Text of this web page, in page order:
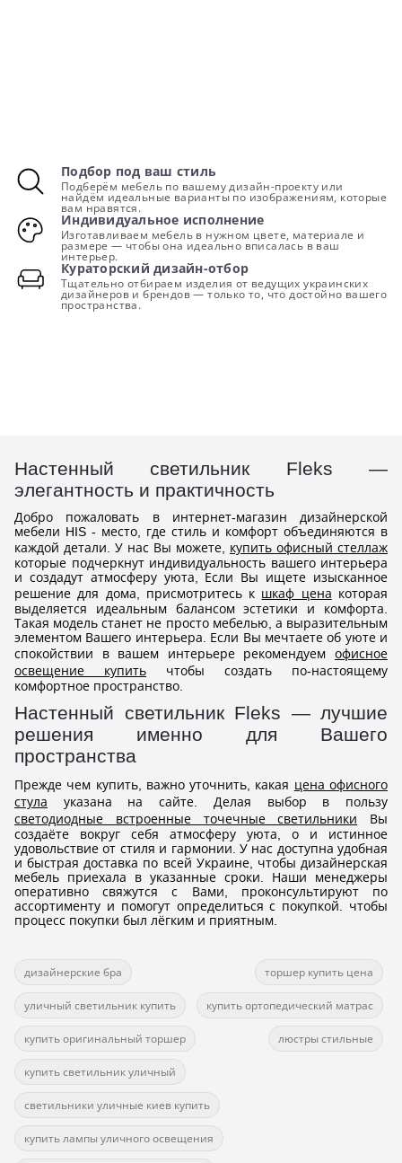
Подбор под ваш стиль
Подберём мебель по вашему дизайн-проекту или
найдём идеальные варианты по изображениям, которые
вам нравятся.
Индивидуальное исполнение
Изготавливаем мебель в нужном цвете, материале и
размере — чтобы она идеально вписалась в ваш
интерьер.
Кураторский дизайн-отбор
Тщательно отбираем изделия от ведущих украинских
дизайнеров и брендов — только то, что достойно вашего
пространства.
Настенный светильник Fleks —
элегантность и практичность
Добро пожаловать в интернет-магазин дизайнерской
мебели HIS - место, где стиль и комфорт объединяются в
каждой детали. У нас Вы можете, купить офисный стеллаж
которые подчеркнут индивидуальность вашего интерьера
и создадут атмосферу уюта, Если Вы ищете изысканное
решение для дома, присмотритесь к шкаф цена которая
выделяется идеальным балансом эстетики и комфорта.
Такая модель станет не просто мебелью, а выразительным
элементом Вашего интерьера. Если Вы мечтаете об уюте и
спокойствии в вашем интерьере рекомендуем офисное
освещение купить чтобы создать по-настоящему
комфортное пространство.
Настенный светильник Fleks — лучшие
решения именно для Вашего
пространства
Прежде чем купить, важно уточнить, какая цена офисного
стула указана на сайте. Делая выбор в пользу
светодиодные встроенные точечные светильники Вы
создаёте вокруг себя атмосферу уюта, о и истинное
удовольствие от стиля и гармонии. У нас доступна удобная
и быстрая доставка по всей Украине, чтобы дизайнерская
мебель приехала в указанные сроки. Наши менеджеры
оперативно свяжутся с Вами, проконсультируют по
ассортименту и помогут определиться с покупкой. чтобы
процесс покупки был лёгким и приятным.
дизайнерские бра торшер купить цена
уличный светильник купить купить ортопедический матрас
купить оригинальный торшер люстры стильные
купить светильник уличный
светильники уличные киев купить
купить лампы уличного освещения